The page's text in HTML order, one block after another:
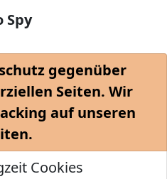
Spy
gegenüber
Seiten. Wir
auf unseren
Cookies